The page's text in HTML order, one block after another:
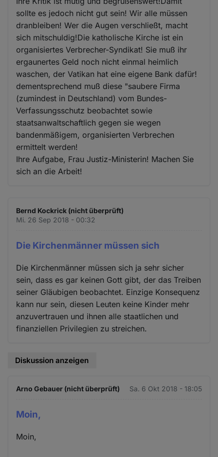
sollte es jedoch nicht gut sein! Wir alle müssen
dranbleiben! Wer die Augen verschließt, macht
sich mitschuldig!Die katholische Kirche ist ein
organisiertes Verbrecher-Syndikat! Sie muß ihr
ergaunertes Geld noch nicht einmal heimlich
waschen, der Vatikan hat eine eigene Bank dafür!
dementsprechend muß diese "saubere Firma
(zumindest in Deutschland) vom Bundes-
Verfassungsschutz beobachtet sowie
staatsanwaltschaftlich gegen sie wegen
bandenmäßigem, organisierten Verbrechen
ermittelt werden!
Ihre Aufgabe, Frau Justiz-Ministerin! Machen Sie
sich an die Arbeit!
Bernd Kockrick (nicht überprüft)
Mi. 26 Sep 2018 - 00:32
Die Kirchenmänner müssen sich
Die Kirchenmänner müssen sich ja sehr sicher
sein, dass es gar keinen Gott gibt, der das Treiben
seiner Gläubigen beobachtet. Einzige Konsequenz
kann nur sein, diesen Leuten keine Kinder mehr
anzuvertrauen und ihnen alle staatlichen und
finanziellen Privilegien zu streichen.
Diskussion anzeigen
Arno Gebauer (nicht überprüft) Sa. 6 Okt 2018 - 18:05
Moin,
Moin,